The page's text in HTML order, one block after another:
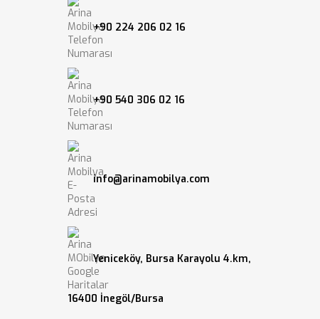
+90 224 206 02 16
+90 540 306 02 16
info@arinamobilya.com
Yeniceköy, Bursa Karayolu 4.km,
16400 İnegöl/Bursa